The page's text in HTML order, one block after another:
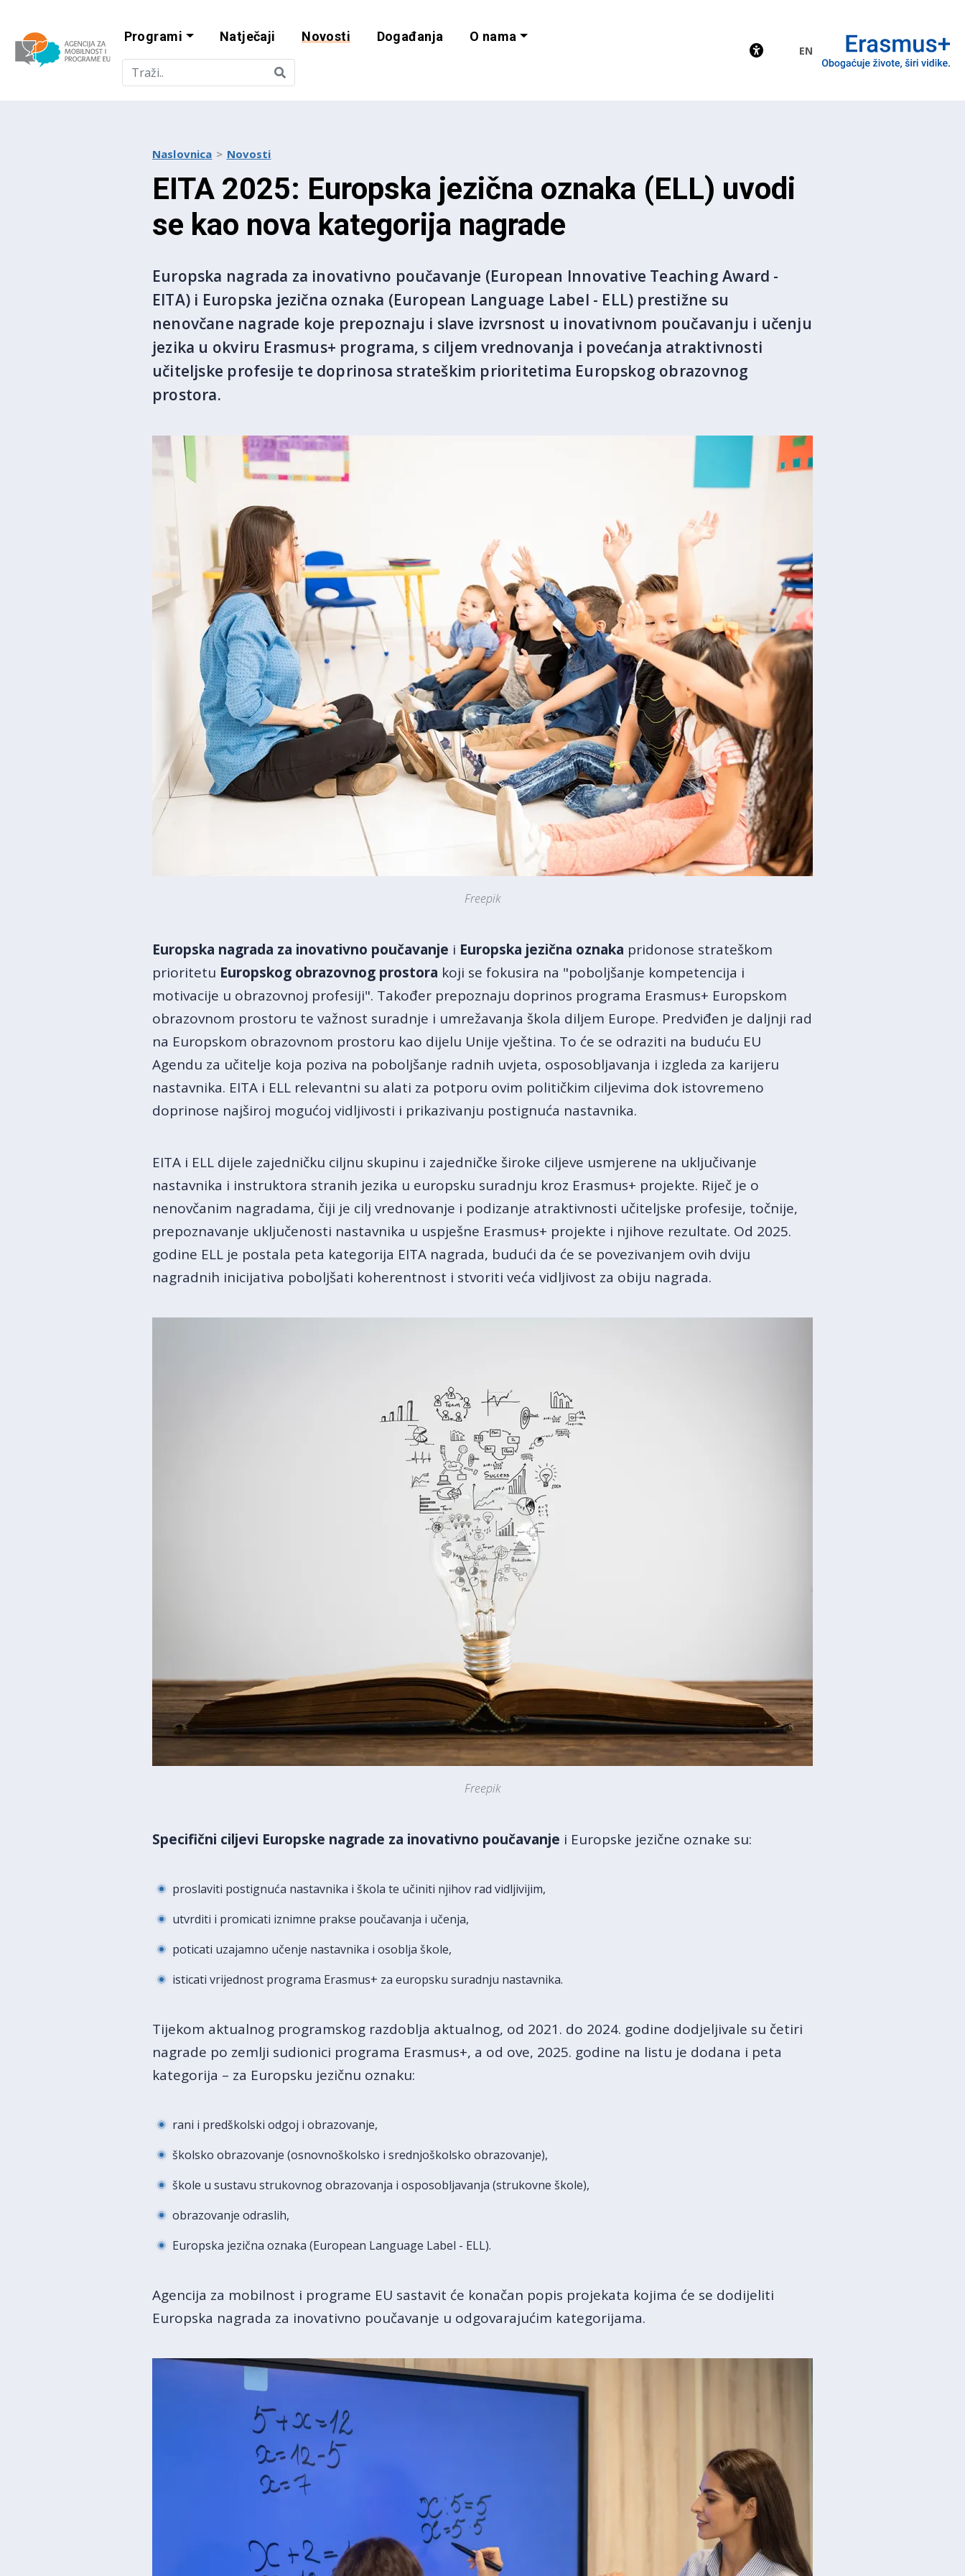
Agencija za mobilnost i programe EU
Programi Natječaji Novosti Događanja O nama
EN
Naslovnica Novosti
EITA 2025: Europska jezična oznaka (ELL) uvodi
se kao nova kategorija nagrade
Europska nagrada za inovativno poučavanje (European Innovative Teaching Award -
EITA) i Europska jezična oznaka (European Language Label - ELL) prestižne su
nenovčane nagrade koje prepoznaju i slave izvrsnost u inovativnom poučavanju i učenju
jezika u okviru Erasmus+ programa, s ciljem vrednovanja i povećanja atraktivnosti
učiteljske profesije te doprinosa strateškim prioritetima Europskog obrazovnog
prostora.
Freepik
Europska nagrada za inovativno poučavanje i Europska jezična oznaka pridonose strateškom
prioritetu Europskog obrazovnog prostora koji se fokusira na "poboljšanje kompetencija i
motivacije u obrazovnoj profesiji". Također prepoznaju doprinos programa Erasmus+ Europskom
obrazovnom prostoru te važnost suradnje i umrežavanja škola diljem Europe. Predviđen je daljnji rad
na Europskom obrazovnom prostoru kao dijelu Unije vještina. To će se odraziti na buduću EU
Agendu za učitelje koja poziva na poboljšanje radnih uvjeta, osposobljavanja i izgleda za karijeru
nastavnika. EITA i ELL relevantni su alati za potporu ovim političkim ciljevima dok istovremeno
doprinose najširoj mogućoj vidljivosti i prikazivanju postignuća nastavnika.
EITA i ELL dijele zajedničku ciljnu skupinu i zajedničke široke ciljeve usmjerene na uključivanje
nastavnika i instruktora stranih jezika u europsku suradnju kroz Erasmus+ projekte. Riječ je o
nenovčanim nagradama, čiji je cilj vrednovanje i podizanje atraktivnosti učiteljske profesije, točnije,
prepoznavanje uključenosti nastavnika u uspješne Erasmus+ projekte i njihove rezultate. Od 2025.
godine ELL je postala peta kategorija EITA nagrada, budući da će se povezivanjem ovih dviju
nagradnih inicijativa poboljšati koherentnost i stvoriti veća vidljivost za obiju nagrada.
Freepik
Specifični ciljevi Europske nagrade za inovativno poučavanje i Europske jezične oznake su:
proslaviti postignuća nastavnika i škola te učiniti njihov rad vidljivijim,
utvrditi i promicati iznimne prakse poučavanja i učenja,
poticati uzajamno učenje nastavnika i osoblja škole,
isticati vrijednost programa Erasmus+ za europsku suradnju nastavnika.
Tijekom aktualnog programskog razdoblja aktualnog, od 2021. do 2024. godine dodjeljivale su četiri
nagrade po zemlji sudionici programa Erasmus+, a od ove, 2025. godine na listu je dodana i peta
kategorija – za Europsku jezičnu oznaku:
rani i predškolski odgoj i obrazovanje,
školsko obrazovanje (osnovnoškolsko i srednjoškolsko obrazovanje),
škole u sustavu strukovnog obrazovanja i osposobljavanja (strukovne škole),
obrazovanje odraslih,
Europska jezična oznaka (European Language Label - ELL).
Agencija za mobilnost i programe EU sastavit će konačan popis projekata kojima će se dodijeliti
Europska nagrada za inovativno poučavanje u odgovarajućim kategorijama.